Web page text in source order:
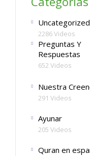
Uncategorized
2286 Videos
Preguntas Y
Respuestas
652 Videos
Nuestra
291 Videos
Ayunar
205 Videos
Quran en